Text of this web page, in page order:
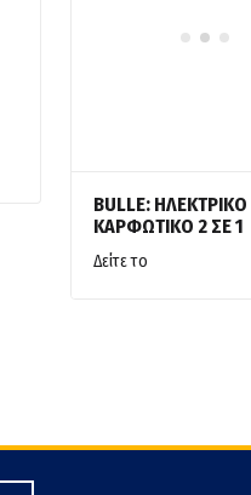
BULLE: ΗΛΕΚΤΡΙΚΟ
ΚΑΡΦΩΤΙΚΟ 2 ΣΕ 1
Δείτε το